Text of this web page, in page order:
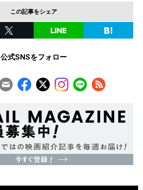
この記事をシェア
公式SNSをフォロー